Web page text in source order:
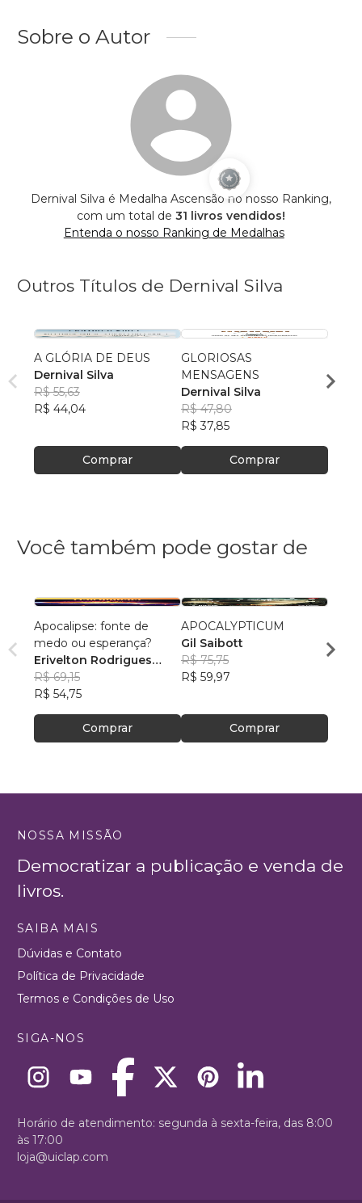
Sobre o Autor
Dernival Silva é Medalha Ascensão no nosso Ranking,
com um total de 31 livros vendidos!
Entenda o nosso Ranking de Medalhas
Outros Títulos de Dernival Silva
A GLÓRIA DE DEUS
Dernival Silva
R$ 55,63
R$ 44,04
Comprar
GLORIOSAS
MENSAGENS
Dernival Silva
R$ 47,80
R$ 37,85
Comprar
R$
Você também pode gostar de
Apocalipse: fonte de
medo ou esperança?
Erivelton Rodrigues
Nunes
R$ 69,15
R$ 54,75
Comprar
APOCALYPTICUM
Gil Saibott
R$ 75,75
R$ 59,97
Comprar
R$
NOSSA MISSÃO
Democratizar a publicação e venda de
livros.
SAIBA MAIS
Dúvidas e Contato
Política de Privacidade
Termos e Condições de Uso
SIGA-NOS
Horário de atendimento: segunda à sexta-feira, das 8:00
às 17:00
loja@uiclap.com